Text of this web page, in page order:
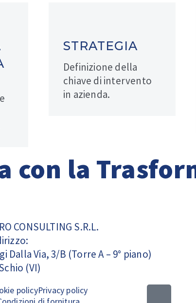
STRATEGIA
Definizione della
chiave di intervento
in azienda.
con la
CONSULTING S.R.L.
Dalla Via, 3/B (Torre A – 9° piano)
(VI)
policyPrivacy policy